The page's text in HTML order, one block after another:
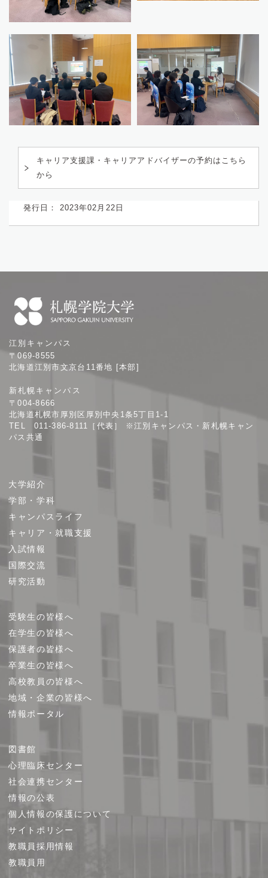
キャリア支援課・キャリアアドバイザーの予約はこちら
から
発行日： 2023年02月22日
幌
学
大
学
江別キャンパス
〒069-8555
北海道江別市文京台11番地 [本部]
新札幌キャンパス
〒004-8666
北海道札幌市厚別区厚別中央1条5丁目1-1
TEL 011-386-8111［代表］ ※江別キャンパス・新札幌キャン
パス共通
ト
プ
大学紹介
学部・学科
キャンパスライフ
キャリア・就職支援
入試情報
国際交流
研究活動
受験生の皆様へ
在学生の皆様へ
保護者の皆様へ
卒業生の皆様へ
高校教員の皆様へ
地域・企業の皆様へ
情報ポータル
図書館
心理臨床センター
社会連携センター
情報の公表
個人情報の保護について
サイトポリシー
教職員採用情報
教職員用